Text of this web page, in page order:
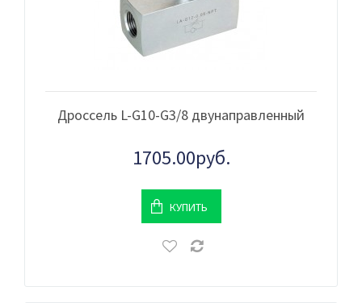
Дроссель L-G10-G3/8 двунаправленный
1705.00руб.
КУПИТЬ